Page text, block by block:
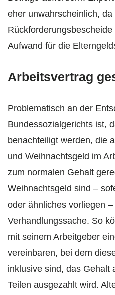
eher unwahrscheinlich, da
Aufwand für die
Arbeitsvertrag
Problematisch an der
Bundessozialgerichts ist,
benachteiligt werden, die
und Weihnachtsgeld im
zum normalen Gehalt
Weihnachtsgeld sind –
oder ähnliches vorliegen
Verhandlungssache. So
mit seinem Arbeitgeber
vereinbaren, bei dem
inklusive sind, das Gehalt
Teilen ausgezahlt wird.